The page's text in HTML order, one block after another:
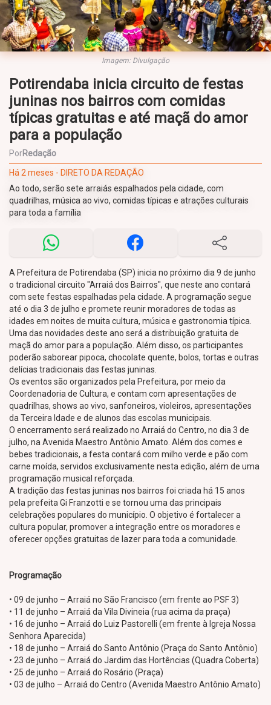
Imagem: Divulgação
Potirendaba inicia circuito de festas
juninas nos bairros com comidas
típicas gratuitas e até maçã do amor
para a população
PorRedação
Há 2 meses - DIRETO DA REDAÇÃO
Ao todo, serão sete arraiás espalhados pela cidade, com
quadrilhas, música ao vivo, comidas típicas e atrações culturais
para toda a família
A Prefeitura de Potirendaba (SP) inicia no próximo dia 9 de junho
o tradicional circuito "Arraiá dos Bairros", que neste ano contará
com sete festas espalhadas pela cidade. A programação segue
até o dia 3 de julho e promete reunir moradores de todas as
idades em noites de muita cultura, música e gastronomia típica.
Uma das novidades deste ano será a distribuição gratuita de
maçã do amor para a população. Além disso, os participantes
poderão saborear pipoca, chocolate quente, bolos, tortas e outras
delícias tradicionais das festas juninas.
Os eventos são organizados pela Prefeitura, por meio da
Coordenadoria de Cultura, e contam com apresentações de
quadrilhas, shows ao vivo, sanfoneiros, violeiros, apresentações
da Terceira Idade e de alunos das escolas municipais.
O encerramento será realizado no Arraiá do Centro, no dia 3 de
julho, na Avenida Maestro Antônio Amato. Além dos comes e
bebes tradicionais, a festa contará com milho verde e pão com
carne moída, servidos exclusivamente nesta edição, além de uma
programação musical reforçada.
A tradição das festas juninas nos bairros foi criada há 15 anos
pela prefeita Gi Franzotti e se tornou uma das principais
celebrações populares do município. O objetivo é fortalecer a
cultura popular, promover a integração entre os moradores e
oferecer opções gratuitas de lazer para toda a comunidade.
Programação
• 09 de junho – Arraiá no São Francisco (em frente ao PSF 3)
• 11 de junho – Arraiá da Vila Divineia (rua acima da praça)
• 16 de junho – Arraiá do Luiz Pastorelli (em frente à Igreja Nossa
Senhora Aparecida)
• 18 de junho – Arraiá do Santo Antônio (Praça do Santo Antônio)
• 23 de junho – Arraiá do Jardim das Hortências (Quadra Coberta)
• 25 de junho – Arraiá do Rosário (Praça)
• 03 de julho – Arraiá do Centro (Avenida Maestro Antônio Amato)